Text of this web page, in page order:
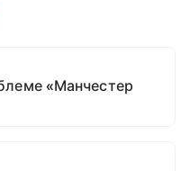
«Манчестер